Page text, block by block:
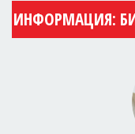
ИНФОРМАЦИЯ: